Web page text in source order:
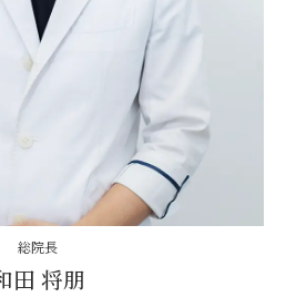
総院長
田 将朋